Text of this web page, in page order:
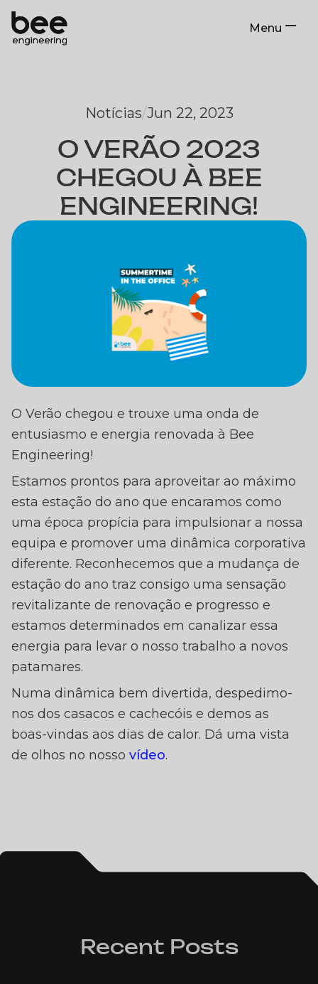
Menu
Notícias/Jun 22, 2023
O VERÃO 2023
CHEGOU À BEE
ENGINEERING!
2023
BEE ENGINEERING!
O Verão chegou e trouxe uma onda de
entusiasmo e energia renovada à Bee
Engineering!
Estamos prontos para aproveitar ao máximo
esta estação do ano que encaramos como
uma época propícia para impulsionar a nossa
equipa e promover uma dinâmica corporativa
diferente. Reconhecemos que a mudança de
estação do ano traz consigo uma sensação
revitalizante de renovação e progresso e
estamos determinados em canalizar essa
energia para levar o nosso trabalho a novos
patamares.
Numa dinâmica bem divertida, despedimo-
nos dos casacos e cachecóis e demos as
boas-vindas aos dias de calor. Dá uma vista
de olhos no nosso vídeo.
Recent Posts